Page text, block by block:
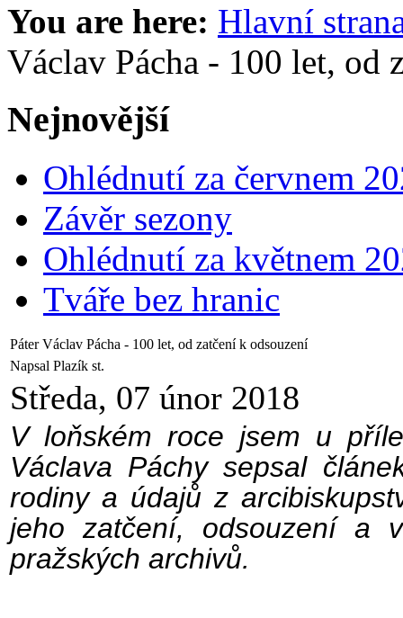
You are here: Hlavní
Václav Pácha - 100 let, od
Nejnovější
Ohlédnutí za červnem
Závěr sezony
Ohlédnutí za květnem
Tváře bez hranic
Páter Václav Pácha - 100 let, od zatčení k odsouzení
Napsal Plazík st.
Středa, 07 únor 2018
V loňském roce jsem u
Václava Páchy sepsal
rodiny a údajů z
jeho zatčení, odsouzení a
pražských archivů.